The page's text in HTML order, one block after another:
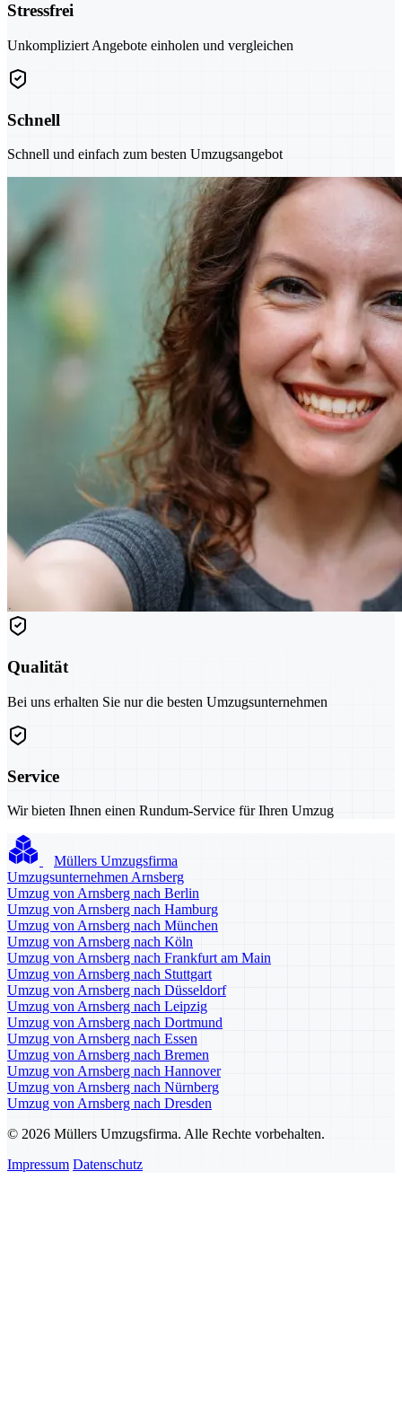
Stressfrei
Unkompliziert Angebote einholen und vergleichen
Schnell
Schnell und einfach zum besten Umzugsangebot
Qualität
Bei uns erhalten Sie nur die besten Umzugsunternehmen
Service
Wir bieten Ihnen einen Rundum-Service für Ihren Umzug
Müllers Umzugsfirma
Umzugsunternehmen Arnsberg
Umzug von Arnsberg nach Berlin
Umzug von Arnsberg nach Hamburg
Umzug von Arnsberg nach München
Umzug von Arnsberg nach Köln
Umzug von Arnsberg nach Frankfurt am Main
Umzug von Arnsberg nach Stuttgart
Umzug von Arnsberg nach Düsseldorf
Umzug von Arnsberg nach Leipzig
Umzug von Arnsberg nach Dortmund
Umzug von Arnsberg nach Essen
Umzug von Arnsberg nach Bremen
Umzug von Arnsberg nach Hannover
Umzug von Arnsberg nach Nürnberg
Umzug von Arnsberg nach Dresden
© 2026 Müllers Umzugsfirma. Alle Rechte vorbehalten.
Impressum Datenschutz